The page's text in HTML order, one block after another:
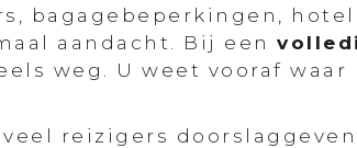
bagagebeperkingen,
aandacht. Bij een
weg. U weet vooraf
reizigers